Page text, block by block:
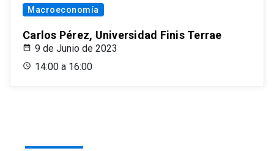
Macroeconomía
Carlos Pérez, Universidad Finis Terrae
9 de Junio de 2023
14:00 a 16:00